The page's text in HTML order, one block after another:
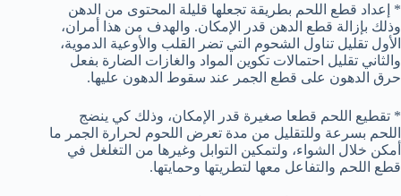
* إعداد قطع اللحم بطريقة تجعلها قليلة المحتوى من الدهن
وذلك بإزالة قطع الدهن قدر الإمكان. والهدف من هذا أمران،
الأول تقليل تناول الشحوم التي تضر القلب والأوعية الدموية،
والثاني تقليل احتمالات تكوين المواد والغازات الضارة بفعل
حرق الدهون على قطع الجمر عند سقوط الدهون عليها.
* تقطيع اللحم قطعا صغيرة قدر الإمكان، وذلك كي ينضج
اللحم بسرعة وللتقليل من مدة تعرض اللحوم لحرارة الجمر ما
أمكن خلال الشواء، ولتمكين التوابل وغيرها من التغلغل في
قطع اللحم والتفاعل معها لتطريتها وحمايتها.